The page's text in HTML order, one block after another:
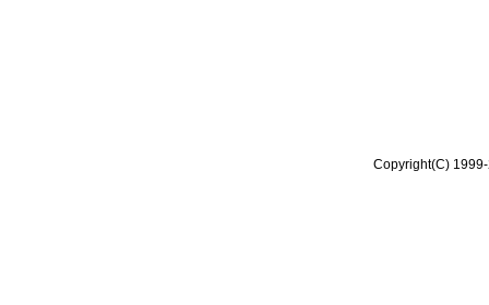
Copyright(C)